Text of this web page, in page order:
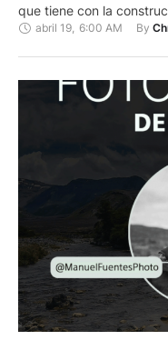
que tiene con la
desarrollar y mantener
abril 19 6:00 AM By